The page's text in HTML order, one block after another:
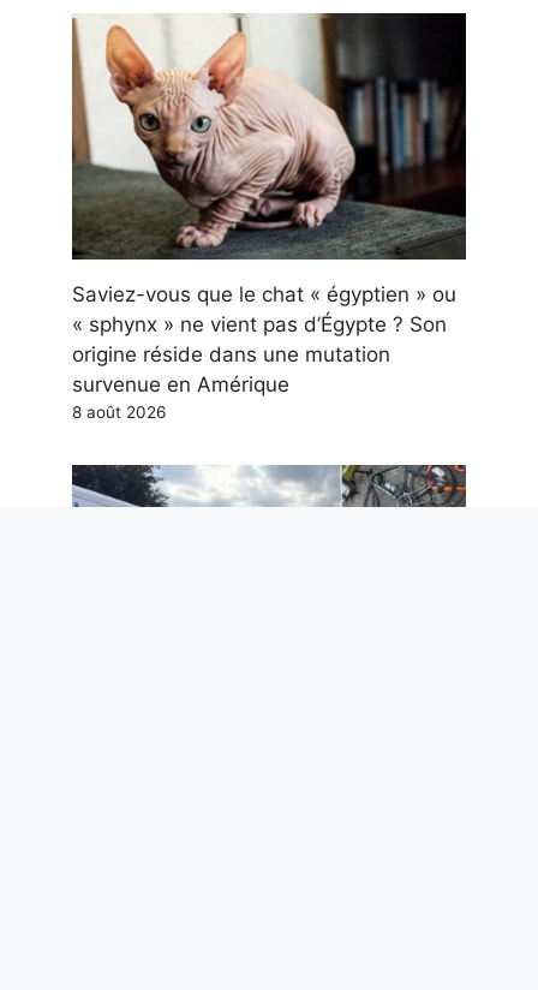
Saviez-vous que le chat « égyptien » ou
« sphynx » ne vient pas d’Égypte ? Son
origine réside dans une mutation
survenue en Amérique
8 août 2026